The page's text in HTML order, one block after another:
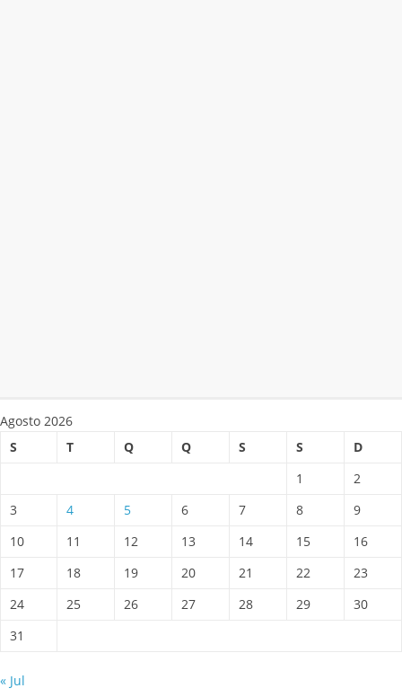
Agosto 2026
S
T Q Q S S
D
1
2
3
4 5 6 7 8
9
10
11 12 13 14 15
16
17
18 19 20 21 22
23
24
25 26 27 28 29
30
31
« Jul